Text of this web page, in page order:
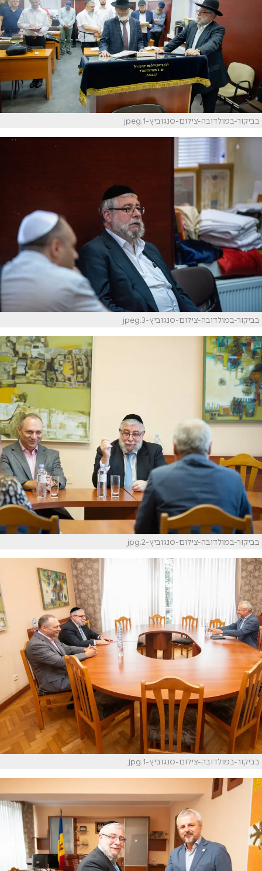
בביקור-במולדובה-צילום-סנגוביץ-1.jpeg
בביקור-במולדובה-צילום-סנגוביץ-3.jpeg
בביקור-במולדובה-צילום-סנגוביץ-2.jpg
בביקור-במולדובה-צילום-סנגוביץ-1.jpg